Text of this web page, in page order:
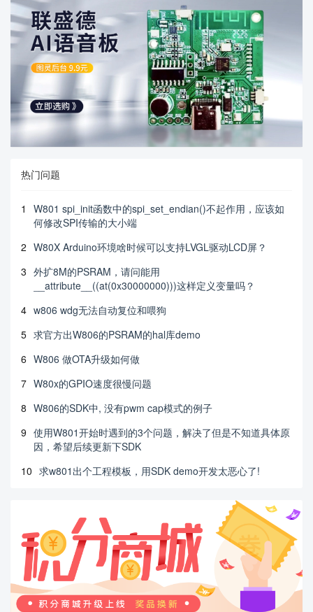
热门问题
1
W801 spi_init函数中的spi_set_endian()不起作用，应该如
何修改SPI传输的大小端
2 W80X Arduino环境啥时候可以支持LVGL驱动LCD屏？
3 外扩8M的PSRAM，请问能用
__attribute__((at(0x30000000)))这样定义变量吗？
4 w806 wdg无法自动复位和喂狗
5 求官方出W806的PSRAM的hal库demo
6 W806 做OTA升级如何做
7 W80x的GPIO速度很慢问题
8 W806的SDK中, 没有pwm cap模式的例子
9 使用W801开始时遇到的3个问题，解决了但是不知道具体原
因，希望后续更新下SDK
10 求w801出个工程模板，用SDK demo开发太恶心了!